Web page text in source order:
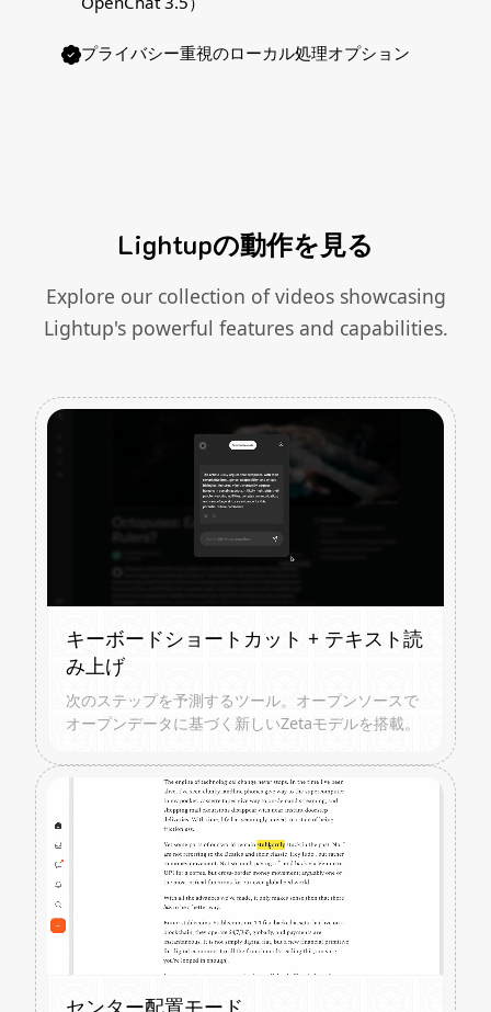
プライバシー重視のローカル処理オプション
Lightupの動作を見る
Explore our collection of videos showcasing
Lightup's powerful features and capabilities.
キーボードショートカット + テキスト読
み上げ
次のステップを予測するツール。オープンソースで
オープンデータに基づく新しいZetaモデルを搭載。
センター配置モード